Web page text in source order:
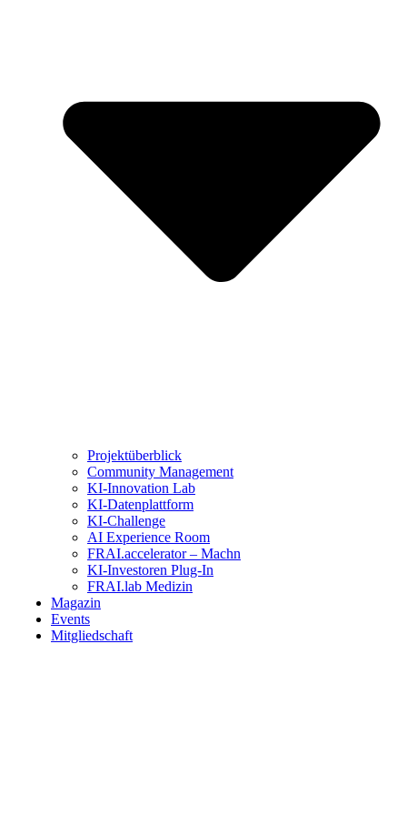
Projektüberblick
Community Management
KI-Innovation Lab
KI-Datenplattform
KI-Challenge
AI Experience Room
FRAI.accelerator – Machn
KI-Investoren Plug-In
FRAI.lab Medizin
Magazin
Events
Mitgliedschaft